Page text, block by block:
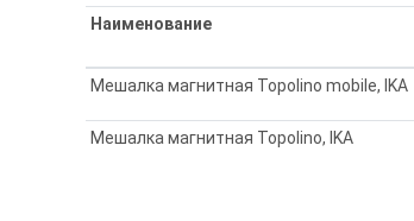
Наименование
Мешалка магнитная Topolino mobile, IKA
Мешалка магнитная Topolino, IKA